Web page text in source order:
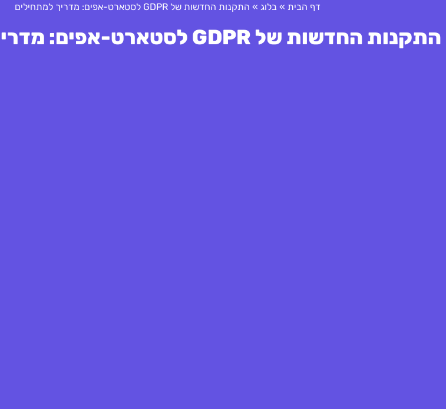
דף הבית » בלוג » התקנות החדשות של GDPR לסטארט-אפים: מדריך למתחילים
התקנות החדשות של GDPR לסטארט-אפים: מדריך למתחילים